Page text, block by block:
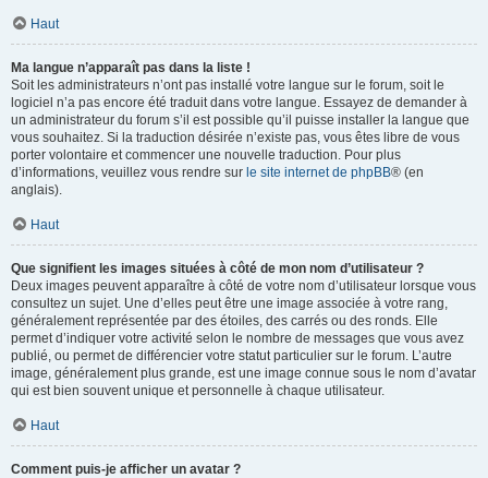
Haut
Ma langue n’apparaît pas dans la liste !
Soit les administrateurs n’ont pas installé votre langue sur le forum, soit le
logiciel n’a pas encore été traduit dans votre langue. Essayez de demander à
un administrateur du forum s’il est possible qu’il puisse installer la langue que
vous souhaitez. Si la traduction désirée n’existe pas, vous êtes libre de vous
porter volontaire et commencer une nouvelle traduction. Pour plus
d’informations, veuillez vous rendre sur le site internet de phpBB® (en
anglais).
Haut
Que signifient les images situées à côté de mon nom d’utilisateur ?
Deux images peuvent apparaître à côté de votre nom d’utilisateur lorsque vous
consultez un sujet. Une d’elles peut être une image associée à votre rang,
généralement représentée par des étoiles, des carrés ou des ronds. Elle
permet d’indiquer votre activité selon le nombre de messages que vous avez
publié, ou permet de différencier votre statut particulier sur le forum. L’autre
image, généralement plus grande, est une image connue sous le nom d’avatar
qui est bien souvent unique et personnelle à chaque utilisateur.
Haut
Comment puis-je afficher un avatar ?